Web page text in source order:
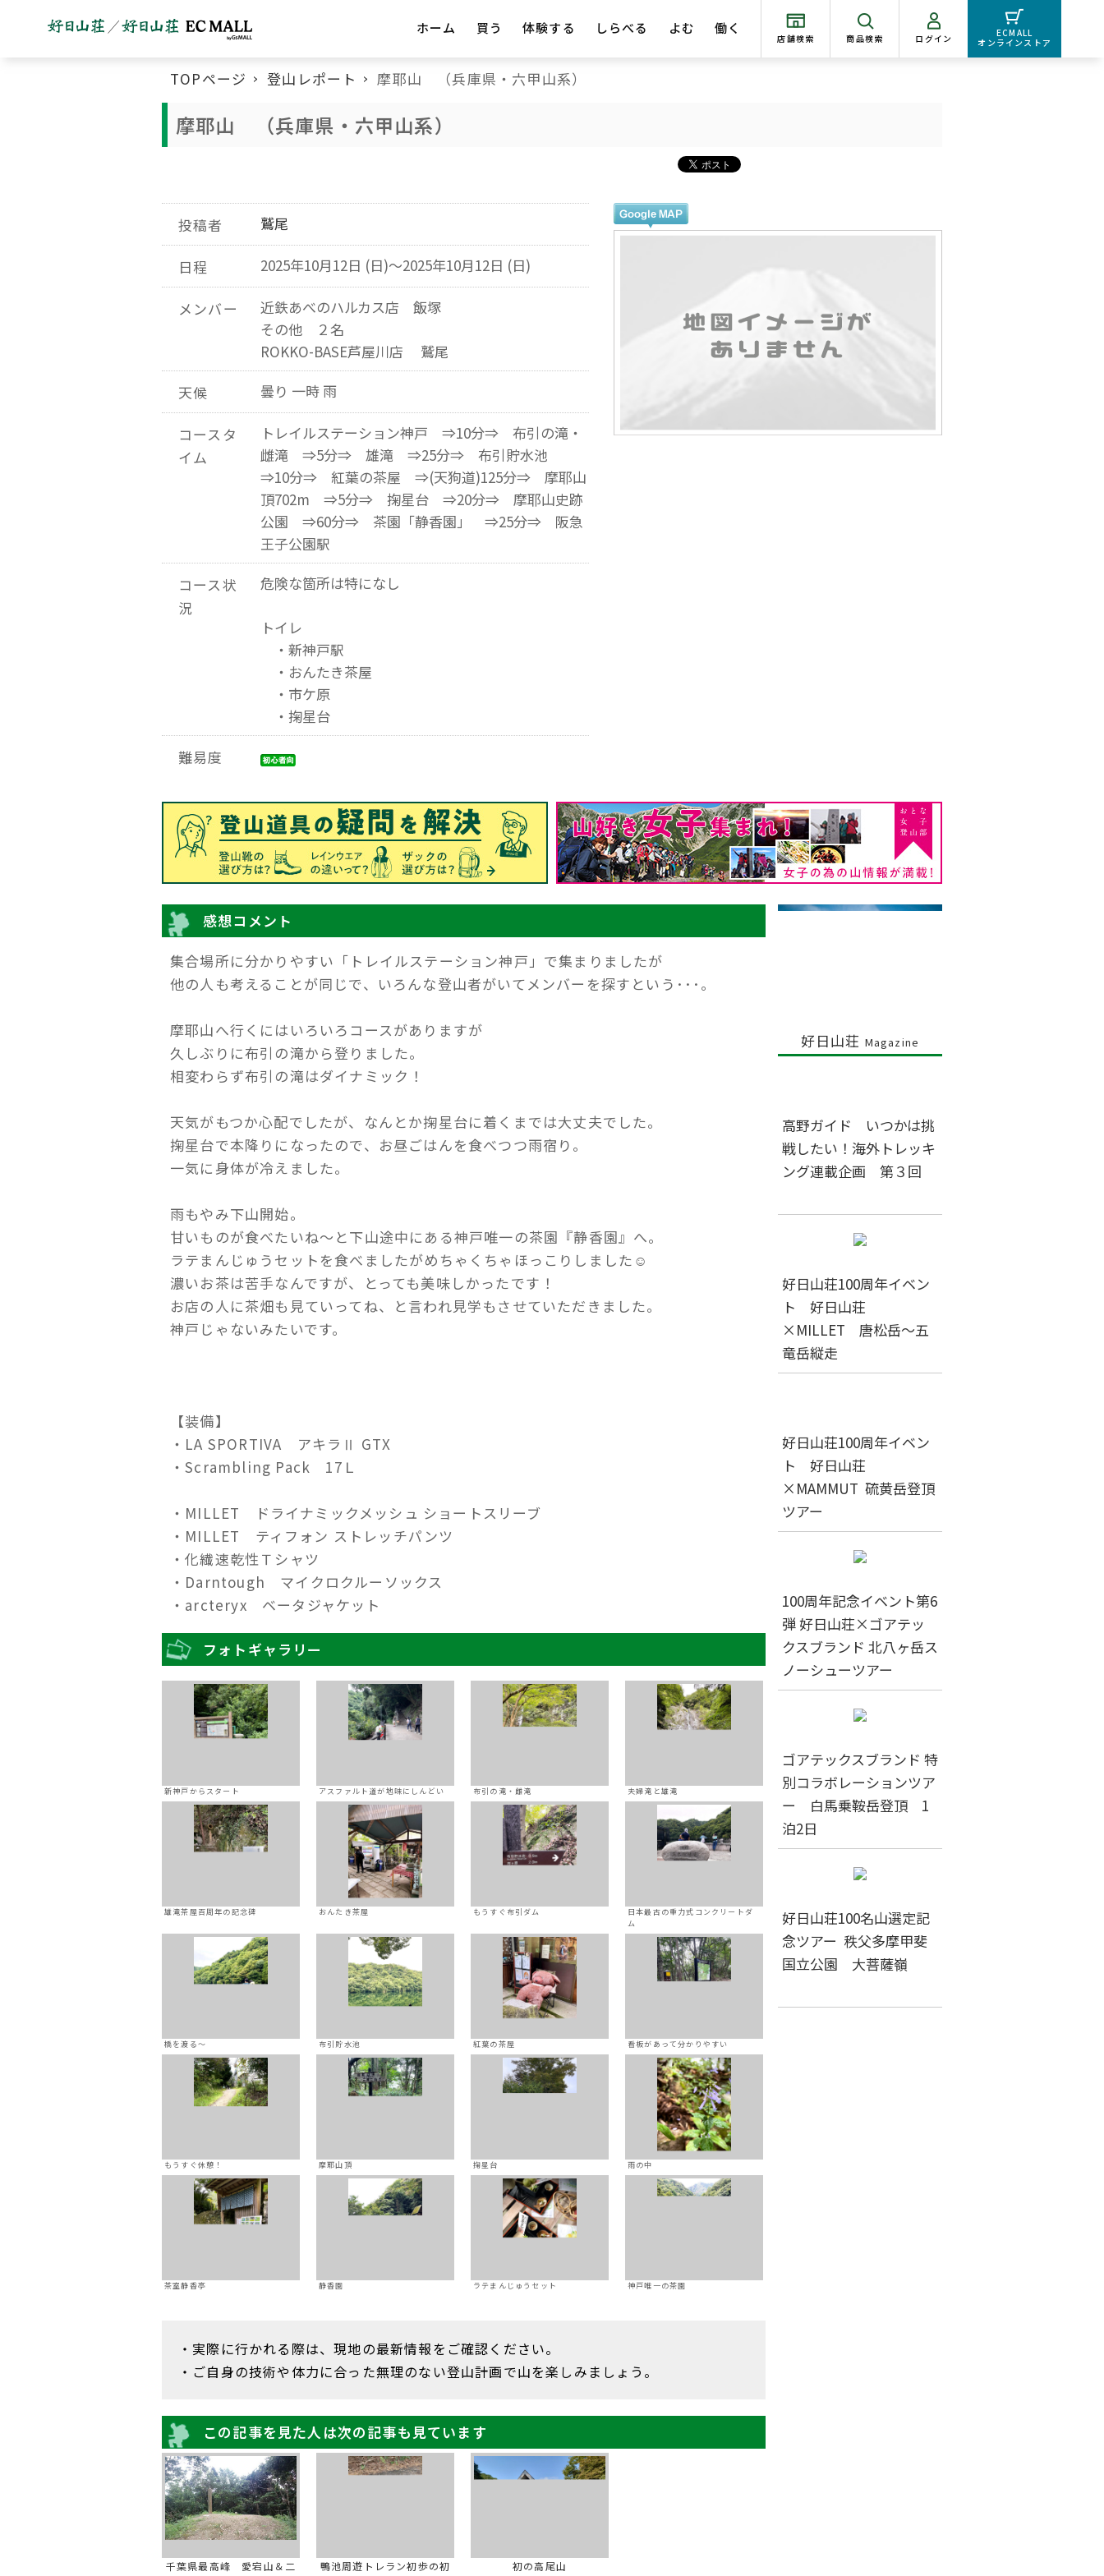
ホーム 買う 体験する しらべる よむ 働く
店舗検索 商品検索 ログイン
ECMALL
オンラインストア
TOPページ 登山レポート 摩耶山 （兵庫県・六甲山系）
摩耶山 （兵庫県・六甲山系）
投稿者 鷲尾
日程 2025年10月12日 (日)～2025年10月12日 (日)
メンバー
近鉄あべのハルカス店 飯塚
その他 ２名
ROKKO-BASE芦屋川店 鷲尾
天候
曇り 一時 雨
コースタ
イム
トレイルステーション神戸 ⇒10分⇒ 布引の滝・
雌滝 ⇒5分⇒ 雄滝 ⇒25分⇒ 布引貯水池
⇒10分⇒ 紅葉の茶屋 ⇒(天狗道)125分⇒ 摩耶山
頂702m ⇒5分⇒ 掬星台 ⇒20分⇒ 摩耶山史跡
公園 ⇒60分⇒ 茶園「静香園」 ⇒25分⇒ 阪急
王子公園駅
コース状
況
危険な箇所は特になし
トイレ
・新神戸駅
・おんたき茶屋
・市ケ原
・掬星台
難易度
感想コメント
集合場所に分かりやすい「トレイルステーション神戸」で集まりましたが
他の人も考えることが同じで、いろんな登山者がいてメンバーを探すという･･･。
摩耶山へ行くにはいろいろコースがありますが
久しぶりに布引の滝から登りました。
相変わらず布引の滝はダイナミック！
天気がもつか心配でしたが、なんとか掬星台に着くまでは大丈夫でした。
掬星台で本降りになったので、お昼ごはんを食べつつ雨宿り。
一気に身体が冷えました。
雨もやみ下山開始。
甘いものが食べたいね～と下山途中にある神戸唯一の茶園『静香園』へ。
ラテまんじゅうセットを食べましたがめちゃくちゃほっこりしました☺
濃いお茶は苦手なんですが、とっても美味しかったです！
お店の人に茶畑も見ていってね、と言われ見学もさせていただきました。
神戸じゃないみたいです。
【装備】
・LA SPORTIVA アキラⅡ GTX
・Scrambling Pack 17Ｌ
・MILLET ドライナミックメッシュ ショートスリーブ
・MILLET ティフォン ストレッチパンツ
・化繊速乾性Ｔシャツ
・Darntough マイクロクルーソックス
・arcteryx ベータジャケット
フォトギャラリー
新神戸からスタート アスファルト道が地味にしんどい 布引の滝・雌滝 夫婦滝と雄滝
雄滝茶屋百周年の記念碑 おんたき茶屋 もうすぐ布引ダム
日本最古の重力式コンクリートダ
ム
橋を渡る～ 布引貯水池 紅葉の茶屋 看板があって分かりやすい
もうすぐ休憩！ 摩耶山頂 掬星台 雨の中
茶室静香亭 静香園 ラテまんじゅうセット 神戸唯一の茶園
・実際に行かれる際は、現地の最新情報をご確認ください。
・ご自身の技術や体力に合った無理のない登山計画で山を楽しみましょう。
この記事を見た人は次の記事も見ています
千葉県最高峰 愛宕山＆二
鴨池周遊トレラン初歩の初
初の高尾山
好日山荘 Magazine
高野ガイド いつかは挑
戦したい！海外トレッキ
ング連載企画 第３回
好日山荘100周年イベン
ト 好日山荘
×MILLET 唐松岳～五
竜岳縦走
好日山荘100周年イベン
ト 好日山荘
×MAMMUT 硫黄岳登頂
ツアー
100周年記念イベント第6
弾 好日山荘×ゴアテッ
クスブランド 北八ヶ岳ス
ノーシューツアー
ゴアテックスブランド 特
別コラボレーションツア
ー 白馬乗鞍岳登頂 1
泊2日
好日山荘100名山選定記
念ツアー 秩父多摩甲斐
国立公園 大菩薩嶺